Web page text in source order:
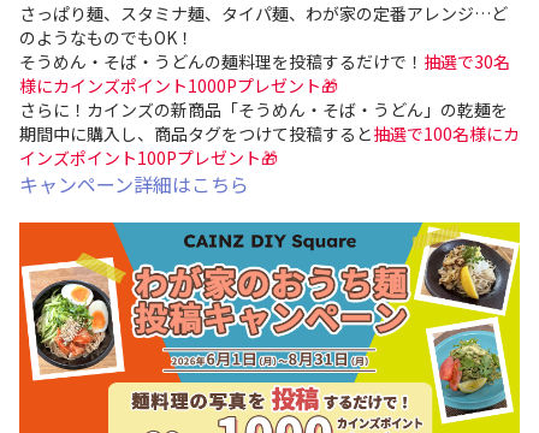
さっぱり麺、スタミナ麺、タイパ麺、わが家の定番アレンジ…ど
のようなものでもOK！
そうめん・そば・うどんの麺料理を投稿するだけで！ 抽選で30名
様にカインズポイント1000Pプレゼント🎁
さらに！カインズの新商品「そうめん・そば・うどん」の乾麺を
期間中に購入し、商品タグをつけて投稿すると抽選で100名様にカ
インズポイント100Pプレゼント🎁
キャンペーン詳細はこちら